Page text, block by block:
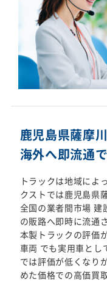
鹿児島県薩摩
海外へ即流通
トラックは地域によ
クストでは鹿児島県
全国の業者間市場 建
の販路へ即時に流通
本製トラックの評価
車両 でも実用車とし
では評価が低くなり
めた価格での高価買